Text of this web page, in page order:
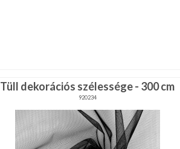
Tüll dekorációs szélessége - 300 cm
920234